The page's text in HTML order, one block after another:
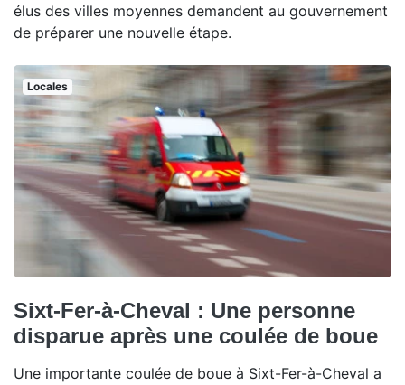
élus des villes moyennes demandent au gouvernement
de préparer une nouvelle étape.
Locales
Sixt-Fer-à-Cheval : Une personne
disparue après une coulée de boue
Une importante coulée de boue à Sixt-Fer-à-Cheval a